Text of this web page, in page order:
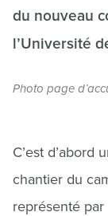
du nouveau
l’Université
Photo page
C’est
chantier du
représenté